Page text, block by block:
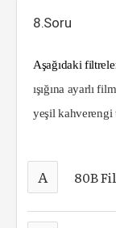
8.Soru
Aşağıdaki
ışığına ayarlı
yeşil kahve­rengi
A 80B